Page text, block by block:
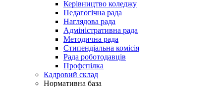
Керівництво коледжу
Педагогічна рада
Наглядова рада
Адміністративна рада
Методична рада
Стипендіальна комісія
Рада роботодавців
Профспілка
Кадровий склад
Нормативна база